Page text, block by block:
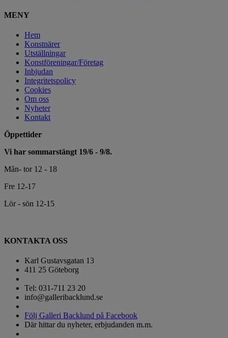
MENY
Hem
Konstnärer
Utställningar
Konstföreningar/Företag
Inbjudan
Integritetspolicy
Cookies
Om oss
Nyheter
Kontakt
Öppettider
Vi har sommarstängt 19/6 - 9/8.
Mån- tor 12 - 18
Fre 12-17
Lör - sön 12-15
KONTAKTA OSS
Karl Gustavsgatan 13
411 25 Göteborg
Tel: 031-711 23 20
info@galleribacklund.se
Följ Galleri Backlund på Facebook
Där hittar du nyheter, erbjudanden m.m.